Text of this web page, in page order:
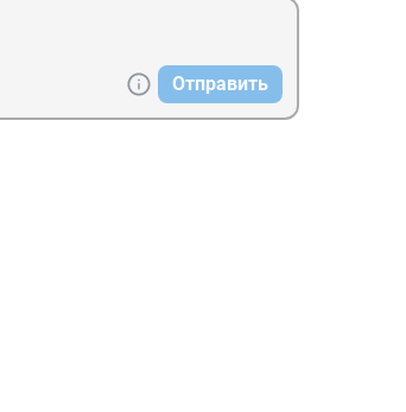
Отправить